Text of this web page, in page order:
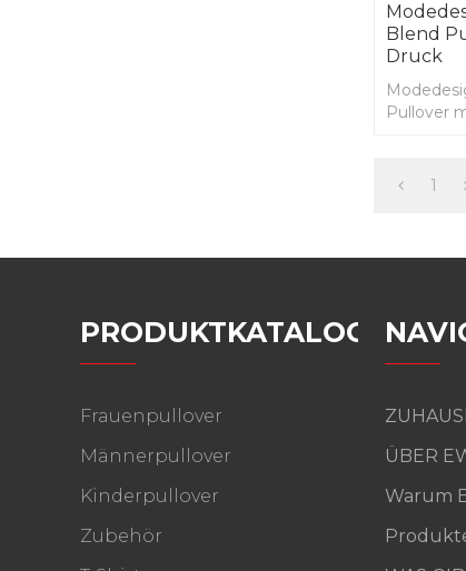
Blend
Druck
Pullover
1
PRODUKTKATALOG
Frauenpullover
Männerpullover
Kinderpullover
Zubehör
ÜBER
Warum